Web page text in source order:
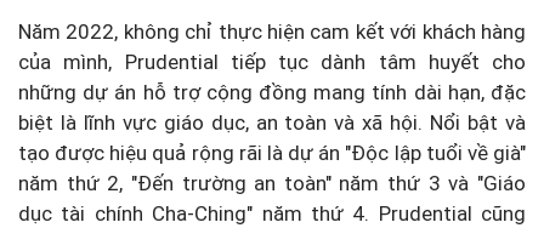
Năm 2022, không chỉ thực hiện cam kết với khách hàng
của mình, Prudential tiếp tục dành tâm huyết cho
những dự án hỗ trợ cộng đồng mang tính dài hạn, đặc
biệt là lĩnh vực giáo dục, an toàn và xã hội. Nổi bật và
tạo được hiệu quả rộng rãi là dự án "Độc lập tuổi về già"
năm thứ 2, "Đến trường an toàn" năm thứ 3 và "Giáo
dục tài chính Cha-Ching" năm thứ 4. Prudential cũng